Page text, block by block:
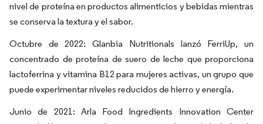
nivel de proteína en productos alimenticios y bebidas mientras
se conserva la textura y el sabor.
Octubre de 2022: Glanbia Nutritionals lanzó FerriUp, un
concentrado de proteína de suero de leche que proporciona
lactoferrina y vitamina B12 para mujeres activas, un grupo que
puede experimentar niveles reducidos de hierro y energía.
Junio de 2021: Arla Food Ingredients Innovation Center